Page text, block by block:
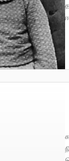
காப்புரிமை சட்டம்